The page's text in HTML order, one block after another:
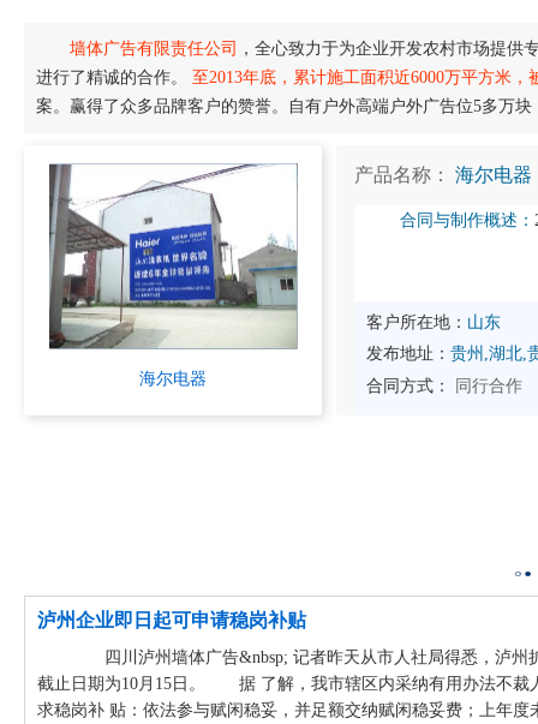
墙体广告有限责任公司
，全心致力于为企业开发农村市场提供
进行了精诚的合作。 至2013年底，累计施工面积近6000万平方米
案。赢得了众多品牌客户的赞誉。自有户外高端户外广告位5多万块
海尔电器
产品名称： 海尔电器
合同与制作概述：
客户所在地： 山东
发布地址： 贵州,湖北,
合同方式：
同行合作
泸州企业即日起可申请稳岗补贴
四川泸州墙体广告&nbsp; 记者昨天从市人社局得悉，泸州
截止日期为10月15日。 据 了解，我市辖区内采纳有用办法不裁
求稳岗补 贴：依法参与赋闲稳妥，并足额交纳赋闲稳妥费；上年